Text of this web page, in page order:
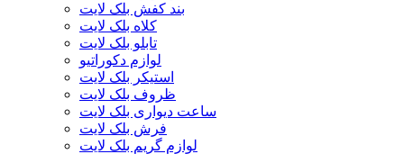
بند کفش بلک لایت
کلاه بلک لایت
تابلو بلک لایت
لوازم دکوراتیو
استیکر بلک لایت
ظروف بلک لایت
ساعت دیواری بلک لایت
فرش بلک لایت
لوازم گریم بلک لایت